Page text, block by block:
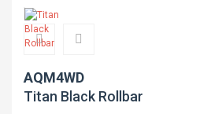
AQM4WD
Titan Black Rollbar